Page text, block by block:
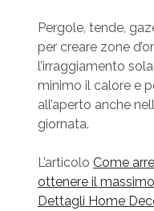
Pergole, tende,
per creare zone
l’irraggiamento
minimo il calore e
all’aperto anche
giornata.
L’articolo Come
ottenere il
Dettagli Home